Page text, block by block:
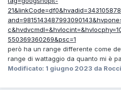
550369360269&psc=1
però ha un range differente come
range di wattaggio da quanto mi è
Modificato: 1 giugno 2023 da